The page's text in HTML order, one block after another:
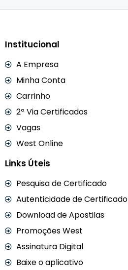
Institucional
A Empresa
Minha Conta
Carrinho
2ª Via Certificados
Vagas
West Online
Links Úteis
Pesquisa de Certificado
Autenticidade de Certificado
Download de Apostilas
Promoções West
Assinatura Digital
Baixe o aplicativo